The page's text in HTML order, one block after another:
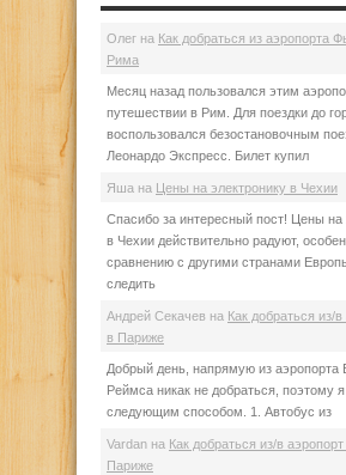
Олег на Как добраться из аэропорта
Рима
Месяц назад пользовался этим
путешествии в Рим. Для поездки до
воспользовался безостановочным
Леонардо Экспресс. Билет купил
Яша на Цены на электронику в Чехии
Спасибо за интересный пост! Цены на
в Чехии действительно радуют,
сравнению с другими странами
следить
Андрей Секачев на Как добраться из/
в Париже
Добрый день, напрямую из аэропорта
Реймса никак не добраться, поэтому
следующим способом. 1. Автобус из
Vardan на Как добраться из/в
Париже